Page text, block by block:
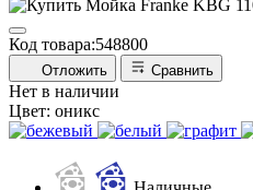
Код товара:548800
Отложить Сравнить
Нет в наличии
Цвет: оникс